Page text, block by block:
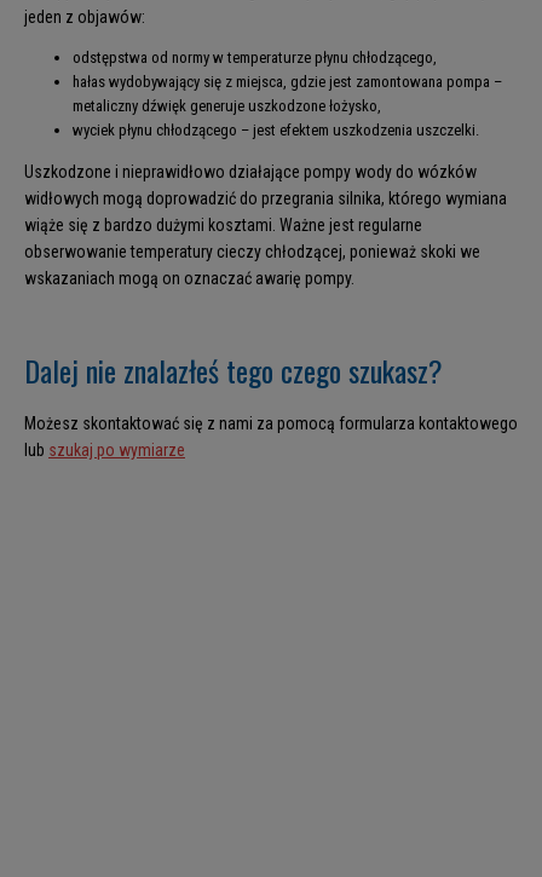
jeden z objawów:
odstępstwa od normy w temperaturze płynu chłodzącego,
hałas wydobywający się z miejsca, gdzie jest zamontowana pompa –
metaliczny dźwięk generuje uszkodzone łożysko,
wyciek płynu chłodzącego – jest efektem uszkodzenia uszczelki.
Uszkodzone i nieprawidłowo działające pompy wody do wózków
widłowych mogą doprowadzić do przegrania silnika, którego wymiana
wiąże się z bardzo dużymi kosztami. Ważne jest regularne
obserwowanie temperatury cieczy chłodzącej, ponieważ skoki we
wskazaniach mogą on oznaczać awarię pompy.
Dalej nie znalazłeś tego czego szukasz?
Możesz skontaktować się z nami za pomocą formularza kontaktowego
lub szukaj po wymiarze